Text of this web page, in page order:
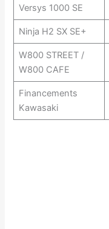
Versys 1000 SE
Ninja H2 SX SE+
W800 STREET /
W800 CAFE
Financements
Kawasaki